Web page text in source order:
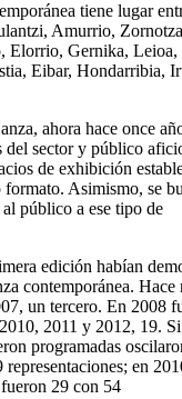
tiene lugar
Amurrio,
Elorrio, Gernika, Leioa,
Eibar, Hondarribia,
ahora hace once
del sector y público
de exhibición
Asimismo, se
público a ese tipo de
edición habían
contemporánea. Hace
un tercero. En 2008
2011 y 2012, 19.
programadas
en
29 con 54